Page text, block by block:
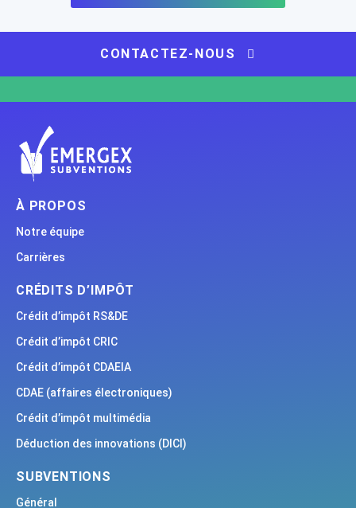
CONTACTEZ-NOUS
À PROPOS
Notre équipe
Carrières
CRÉDITS D’IMPÔT
Crédit d’impôt RS&DE
Crédit d’impôt CRIC
Crédit d’impôt CDAEIA
CDAE (affaires électroniques)
Crédit d’impôt multimédia
Déduction des innovations (DICI)
SUBVENTIONS
Général